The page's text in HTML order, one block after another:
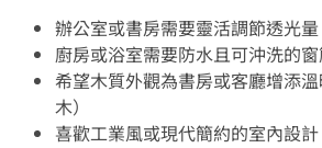
辦公室或書房需要靈活調節透光量
廚房或浴室需要防水且可沖洗的窗
希望木質外觀為書房或客廳增添
木）
喜歡工業風或現代簡約的室內設計